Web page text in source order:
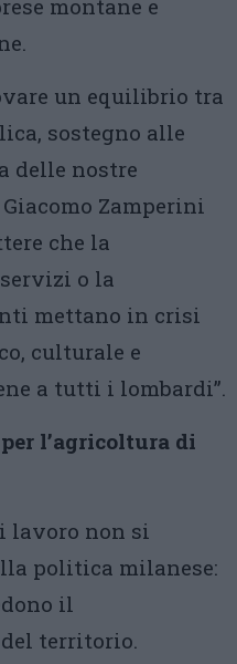
montane e
un equilibrio tra
sostegno alle
delle nostre
Zamperini
che la
o la
mettano in crisi
culturale e
a tutti i lombardi”.
l’agricoltura di
lavoro non si
politica milanese:
il
territorio.